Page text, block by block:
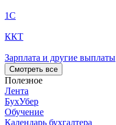
1С
ККТ
Зарплата и другие выплаты
Смотреть все
Полезное
Лента
БухУбер
Обучение
Календарь бухгалтера